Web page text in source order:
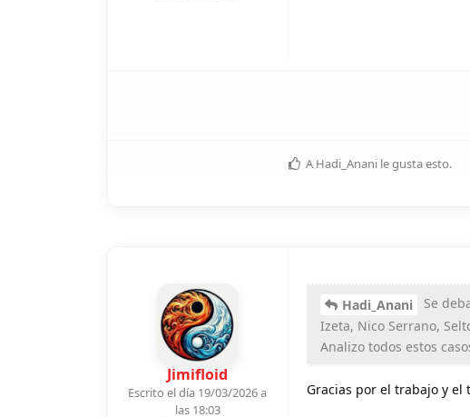
A Hadi_Anani le gusta esto.
Jimifloid
Escrito el día 19/03/2026 a
las 18:03
Hadi_Anani
Se
Izeta, Nico Serrano,
Analizo todos estos
Gracias por el trabajo y